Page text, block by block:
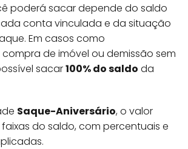
poderá sacar depende do saldo
conta vinculada e da situação
Em casos como
de imóvel ou demissão sem
sacar100% do saldo da
Saque-Aniversário, o valor
do saldo, com percentuais e